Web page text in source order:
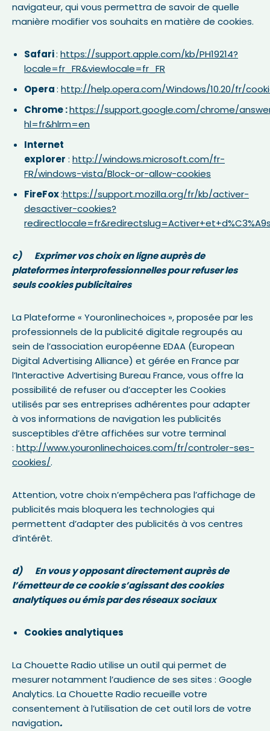
navigateur, qui vous permettra de savoir de quelle
manière modifier vos souhaits en matière de cookies.
Safari: https://support.apple.com/kb/PH19214?
locale=fr_FR&viewlocale=fr_FR
Opera: http://help.opera.com/Windows/10.20/fr/
Chrome :https://support.google.com/chrome/
hl=fr&hlrm=en
Internet
explorer : http://windows.microsoft.com/fr-
FR/windows-vista/Block-or-allow-cookies
FireFox:https://support.mozilla.org/fr/kb/activer-
desactiver-cookies?
c) Exprimer vos choix en ligne auprès de
plateformes interprofessionnelles pour refuser les
seuls cookies publicitaires
La Plateforme « Youronlinechoices », proposée par les
professionnels de la publicité digitale regroupés au
sein de l’association européenne EDAA (European
Digital Advertising Alliance) et gérée en France par
l’Interactive Advertising Bureau France, vous offre la
possibilité de refuser ou d’accepter les Cookies
utilisés par ses entreprises adhérentes pour adapter
à vos informations de navigation les publicités
susceptibles d’être affichées sur votre terminal
: http://www.youronlinechoices.com/fr/controler-ses-
cookies/.
Attention, votre choix n’empêchera pas l’affichage de
publicités mais bloquera les technologies qui
permettent d’adapter des publicités à vos centres
d’intérêt.
d) En vous y opposant directement auprès de
l’émetteur de ce cookie s’agissant des cookies
analytiques ou émis par des réseaux sociaux
Cookies analytiques
La Chouette Radio utilise un outil qui permet de
mesurer notamment l’audience de ses sites : Google
Analytics. La Chouette Radio recueille votre
consentement à l’utilisation de cet outil lors de votre
navigation.